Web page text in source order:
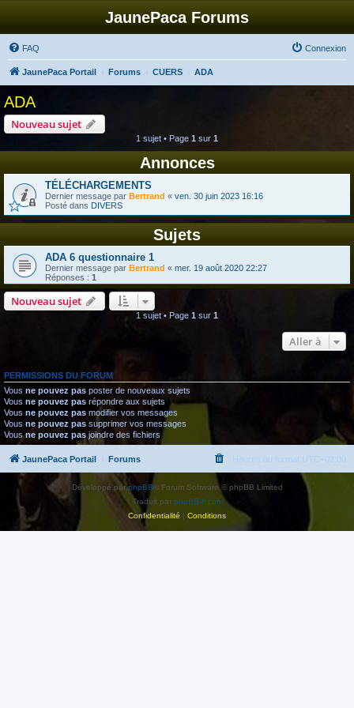
JaunePaca Forums
FAQ Connexion
JaunePaca Portail Forums CUERS ADA
ADA
Nouveau sujet
1 sujet • Page 1 sur 1
Annonces
TÉLÉCHARGEMENTS
Dernier message par Bertrand « ven. 30 juin 2023 16:16
Posté dans DIVERS
Sujets
ADA 6 questionnaire 1
Dernier message par Bertrand « mer. 19 août 2020 22:27
Réponses : 1
Nouveau sujet
1 sujet • Page 1 sur 1
Aller à
PERMISSIONS DU FORUM
Vous ne pouvez pas poster de nouveaux sujets
Vous ne pouvez pas répondre aux sujets
Vous ne pouvez pas modifier vos messages
Vous ne pouvez pas supprimer vos messages
Vousne pouvez pas joindre des fichiers
JaunePaca Portail Forums Heures au format UTC+02:00
Développé parphpBB® Forum Software © phpBB Limited
Traduit par phpBB-fr.com
Confidentialité | Conditions